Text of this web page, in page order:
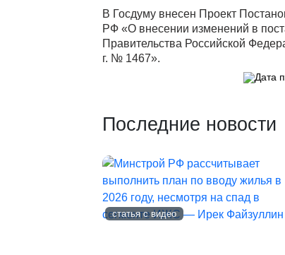
В Госдуму внесен Проект
РФ «О внесении изменений в
Правительства Российской
г. № 1467».
Последние новости
статья с видео